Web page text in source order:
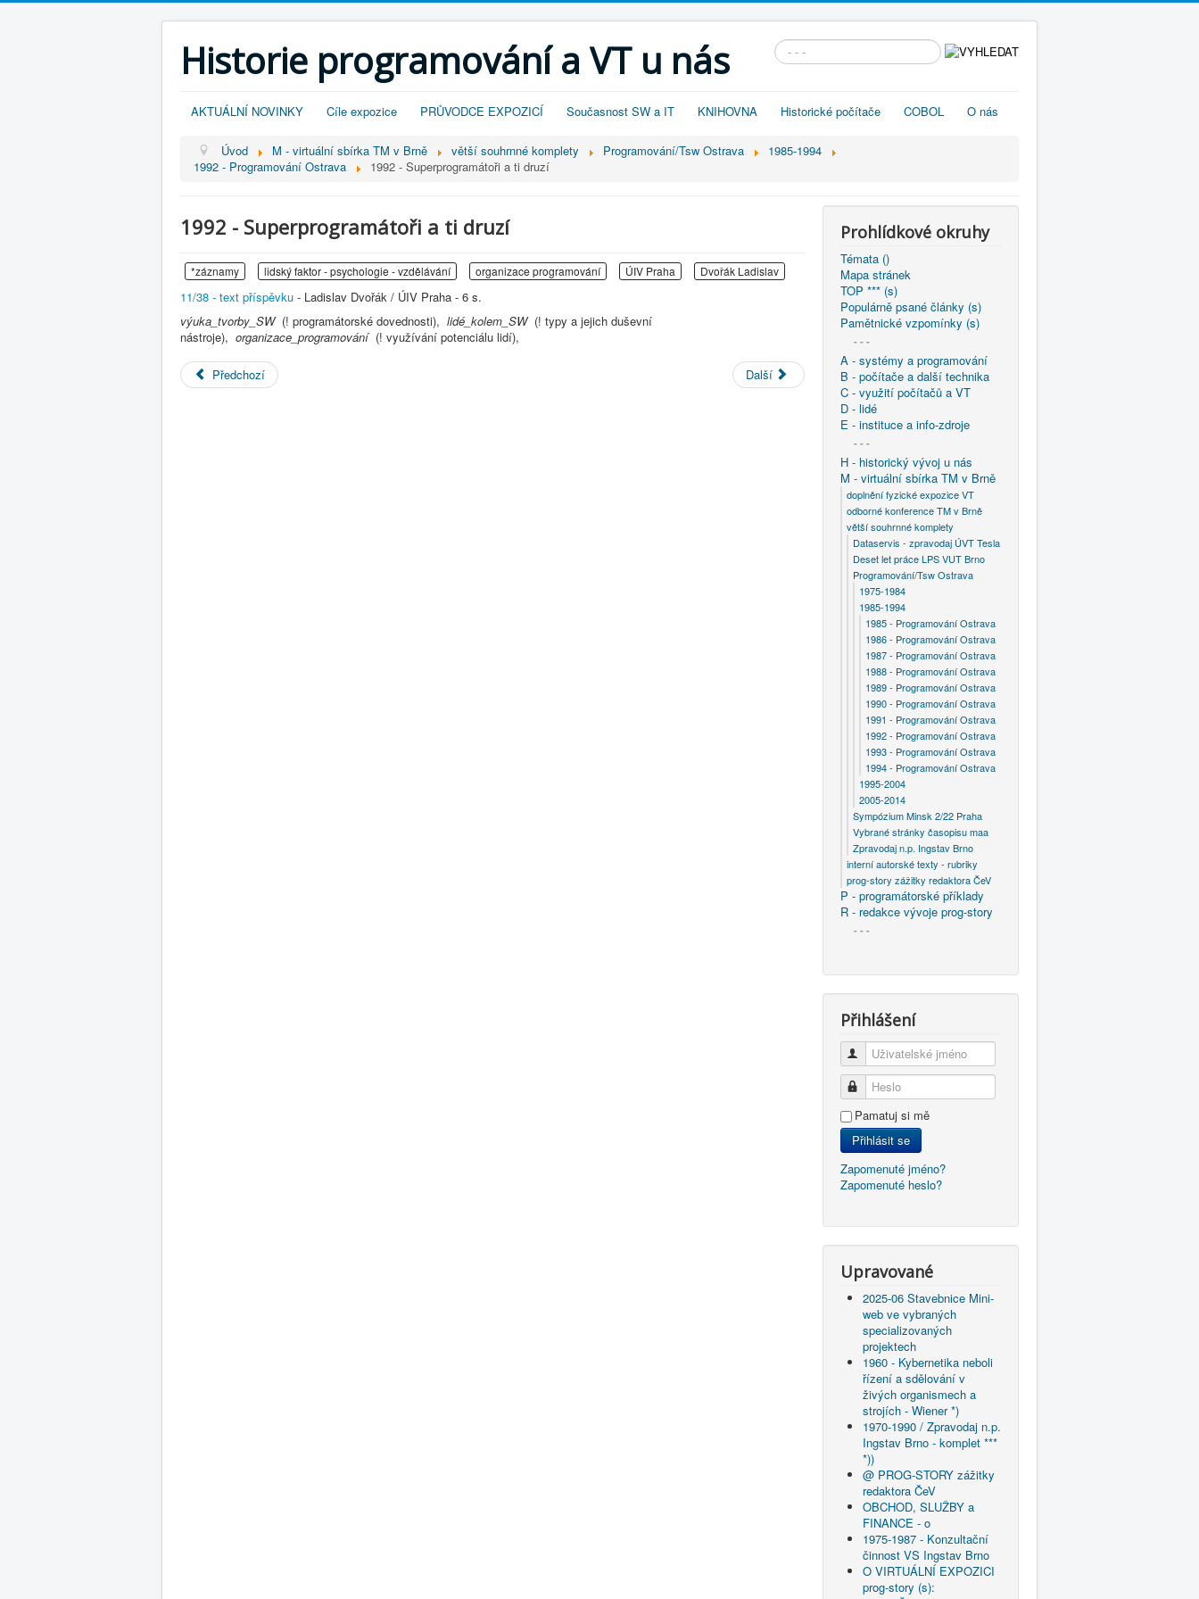
Historie programování a VT u nás Vyhledávání...
AKTUÁLNÍ NOVINKY Cíle expozice PRŮVODCE EXPOZICÍ Současnost SW a IT KNIHOVNA Historické počítače COBOL O nás
Úvod M - virtuální sbírka TM v Brně větší souhrnné komplety Programování/Tsw Ostrava
1985-1994
1992 - Programování Ostrava
1992 - Superprogramátoři a ti druzí
1992 - Superprogramátoři a ti druzí
*záznamy lidský faktor - psychologie - vzdělávání organizace programování ÚIV Praha Dvořák Ladislav
11/38 - text příspěvku - Ladislav Dvořák / ÚIV Praha - 6 s.
výuka_tvorby_SW (! programátorské dovednosti), lidé_kolem_SW (! typy a jejich duševní
nástroje), organizace_programování (! využívání potenciálu lidí),
Předchozí Další
Prohlídkové okruhy
Témata ()
Mapa stránek
TOP *** (s)
Populárně psané články (s)
Pamětnické vzpomínky (s)
- - -
A - systémy a programování
B - počítače a další technika
C - využití počítačů a VT
D - lidé
E - instituce a info-zdroje
- - -
H - historický vývoj u nás
M - virtuální sbírka TM v Brně
doplnění fyzické expozice VT
odborné konference TM v Brně
větší souhrnné komplety
Dataservis - zpravodaj ÚVT Tesla
Deset let práce LPS VUT Brno
Programování/Tsw Ostrava
1975-1984
1985-1994
1985 - Programování Ostrava
1986 - Programování Ostrava
1987 - Programování Ostrava
1988 - Programování Ostrava
1989 - Programování Ostrava
1990 - Programování Ostrava
1991 - Programování Ostrava
1992 - Programování Ostrava
1993 - Programování Ostrava
1994 - Programování Ostrava
1995-2004
2005-2014
Sympózium Minsk 2/22 Praha
Vybrané stránky časopisu maa
Zpravodaj n.p. Ingstav Brno
interní autorské texty - rubriky
prog-story zážitky redaktora ČeV
P - programátorské příklady
R - redakce vývoje prog-story
- - -
Přihlášení
Uživatelské jméno
Heslo
Pamatuj si mě
Přihlásit se
Zapomenuté jméno?
Zapomenuté heslo?
Upravované
2025-06 Stavebnice Mini-
web ve vybraných
specializovaných
projektech
1960 - Kybernetika neboli
řízení a sdělování v
živých organismech a
strojích - Wiener *)
1970-1990 / Zpravodaj n.p.
Ingstav Brno - komplet ***
*))
@ PROG-STORY zážitky
redaktora ČeV
OBCHOD, SLUŽBY a
FINANCE - o
1975-1987 - Konzultační
činnost VS Ingstav Brno
O VIRTUÁLNÍ EXPOZICI
prog-story (s):